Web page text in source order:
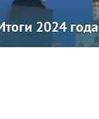
2024 года